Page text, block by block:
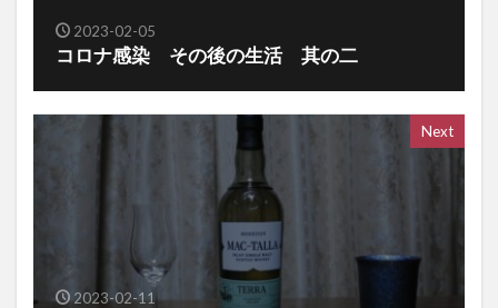
2023-02-05
コロナ感染 その後の生活 其の二
Next
2023-02-11